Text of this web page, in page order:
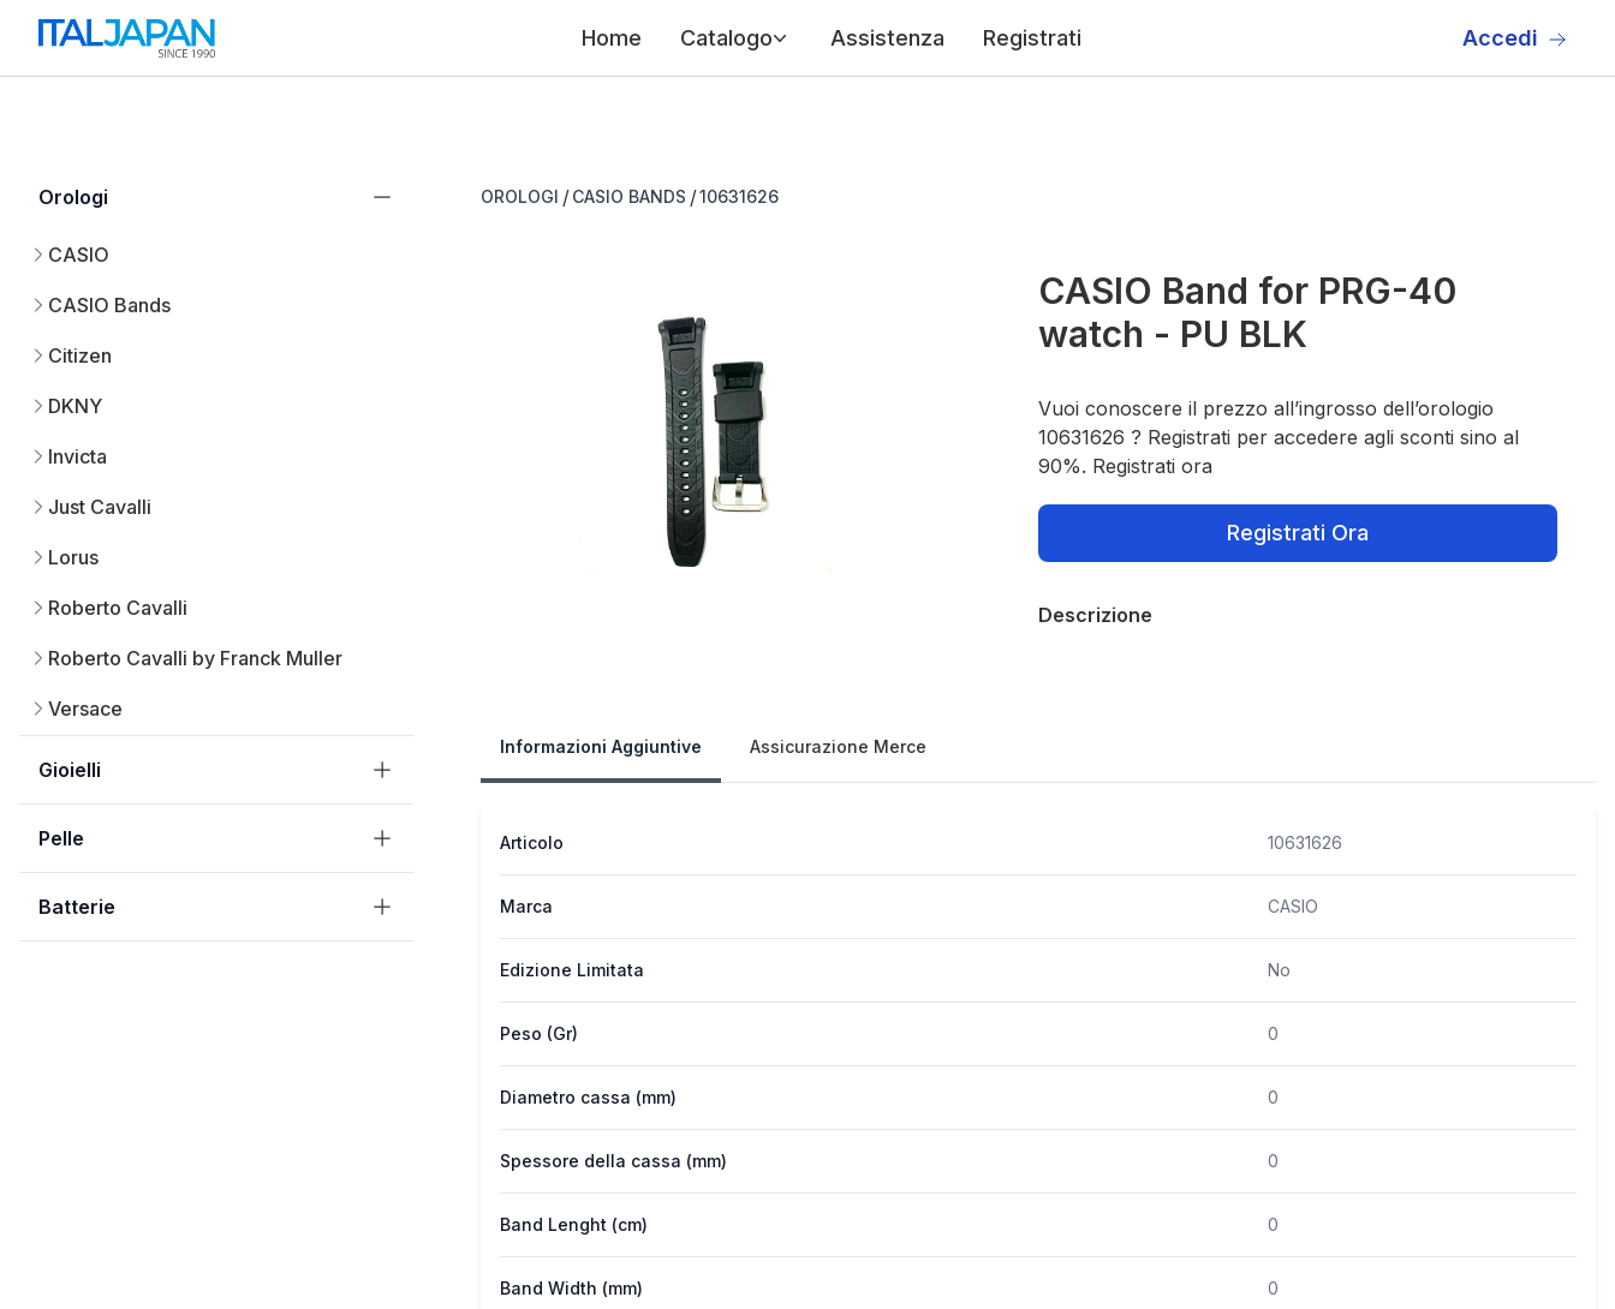
Home Catalogo Assistenza Registrati Accedi
Orologi
CASIO
CASIO Bands
Citizen
DKNY
Invicta
Just Cavalli
Lorus
Roberto Cavalli
Roberto Cavalli by Franck Muller
Versace
Gioielli
Pelle
Batterie
OROLOGI / CASIO BANDS /10631626
CASIO Band for PRG-40
watch - PU BLK
Vuoi conoscere il prezzo all’ingrosso dell’orologio
10631626 ? Registrati per accedere agli sconti sino al
90%. Registrati ora
Registrati Ora
Descrizione
Informazioni Aggiuntive Assicurazione Merce
Articolo 10631626
Marca CASIO
Edizione Limitata No
Peso (Gr) 0
Diametro cassa (mm) 0
Spessore della cassa (mm) 0
Band Lenght (cm) 0
Band Width (mm) 0